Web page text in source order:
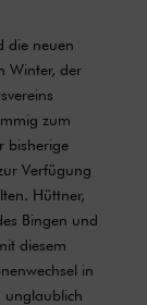
die neuen
Winter, der
zum
bisherige
Verfügung
Hüttner,
Bingen und
diesem
in
unglaublich